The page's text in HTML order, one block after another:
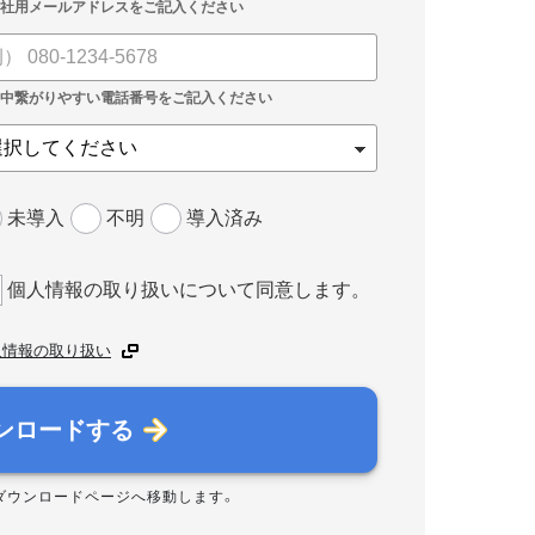
未導入 不明 導入済み
個人情報の取り扱いについて同意します。
報の取り扱い
ロードする
ウンロードページへ移動します。